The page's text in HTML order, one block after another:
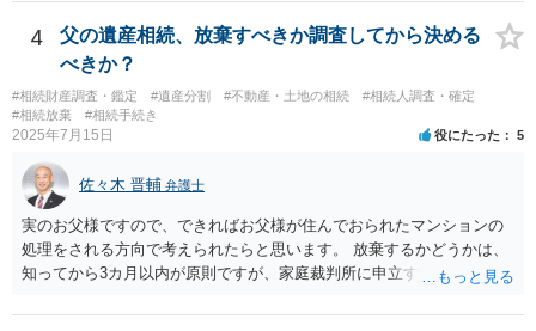
4
父の遺産相続、放棄すべきか調査してから決める
べきか？
#相続財産調査・鑑定 #遺産分割 #不動産・土地の相続
#相続人調査・確定
#相続放棄
#相続手続き
2025年7月15日 役にたった 5
佐々木 晋輔 弁護士
実のお父様ですので、できればお父様が住んでおられたマンションの
処理をされる方向で考えられたらと思います。 放棄するかどうかは、
知ってから3カ月以内が原則ですが、家庭裁判所に申立すれば3カ月の
放棄するかどうか決めることができます。 銀行やサラ金が数年も放置